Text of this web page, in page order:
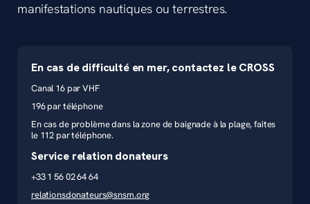
manifestations nautiques ou terrestres.
En cas de difficulté en mer, contactez le CROSS
Canal 16 par VHF
196 par téléphone
En cas de problème dans la zone de baignade à la plage, faites
le 112 par téléphone.
Service relation donateurs
+33 1 56 02 64 64
relationsdonateurs@snsm.org